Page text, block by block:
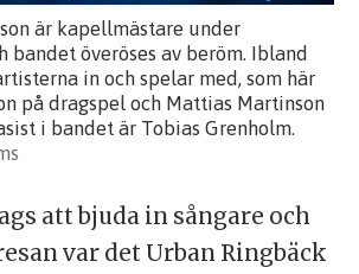
är kapellmästare under
bandet överöses av beröm. Ibland
in och spelar med, som här
på dragspel och Mattias Martinson
i bandet är Tobias Grenholm.
att bjuda in sångare och
var det Urban Ringbäck